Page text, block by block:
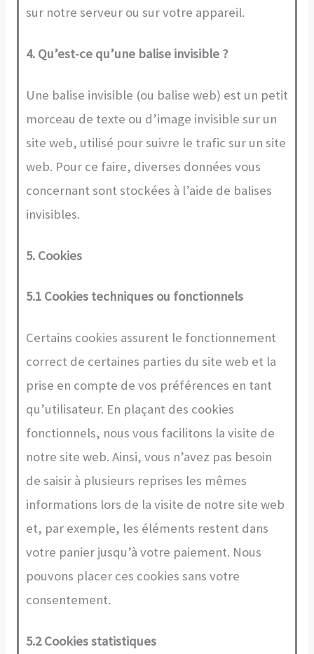
sur notre serveur ou sur votre appareil.
4. Qu’est-ce qu’une balise invisible ?
Une balise invisible (ou balise web) est un petit
morceau de texte ou d’image invisible sur un
site web, utilisé pour suivre le trafic sur un site
web. Pour ce faire, diverses données vous
concernant sont stockées à l’aide de balises
invisibles.
5. Cookies
5.1 Cookies techniques ou fonctionnels
Certains cookies assurent le fonctionnement
correct de certaines parties du site web et la
prise en compte de vos préférences en tant
qu’utilisateur. En plaçant des cookies
fonctionnels, nous vous facilitons la visite de
notre site web. Ainsi, vous n’avez pas besoin
de saisir à plusieurs reprises les mêmes
informations lors de la visite de notre site web
et, par exemple, les éléments restent dans
votre panier jusqu’à votre paiement. Nous
pouvons placer ces cookies sans votre
consentement.
5.2 Cookies statistiques